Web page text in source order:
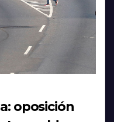
oposición